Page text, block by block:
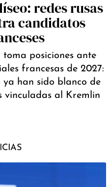
redes rusas
candidatos
posiciones ante
francesas de 2027:
ya han sido blanco de
vinculadas al Kremlin